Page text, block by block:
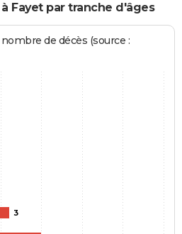
Fayet par tranche d'âges
de décès (source :
3